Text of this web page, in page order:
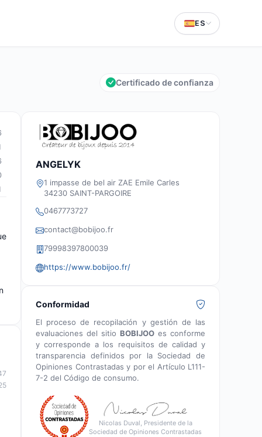
ES
Certificado de confianza
ANGELYK
1 impasse de bel air ZAE Emile Carles
34230 SAINT-PARGOIRE
0467773727
contact@bobijoo.fr
79998397800039
https://www.bobijoo.fr/
Conformidad
El proceso de recopilación y gestión de las
evaluaciones del sitio BOBIJOO es conforme
y corresponde a los requisitos de calidad y
transparencia definidos por la Sociedad de
Opiniones Contrastadas y por el Artículo L111-
7-2 del Código de consumo.
Nicolas Duval, Presidente de la
Sociedad de Opiniones Contrastadas